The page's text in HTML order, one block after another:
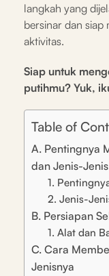
langkah yang
bersinar dan siap
aktivitas.
Siap untuk
putihmu? Yuk,
Table of
A. Pentingnya
dan Jenis-
1.
2. Jenis-
B. Persiapan
1. Alat dan
C. Cara
Jenisnya